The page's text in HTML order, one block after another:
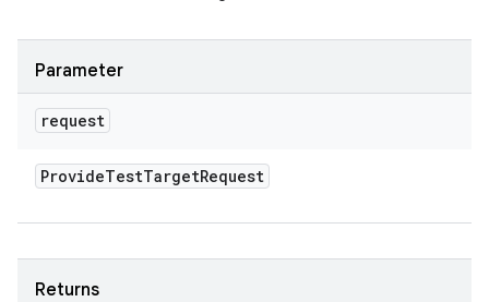
Parameter
request
ProvideTestTargetRequest
Returns